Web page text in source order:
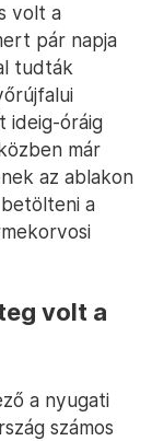
volt a
pár napja
tudták
ideig-óráig
már
az ablakon
a
volt a
a nyugati
számos